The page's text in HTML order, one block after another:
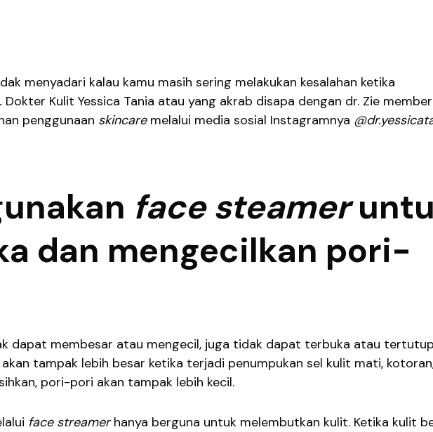
menyadari kalau kamu masih sering melakukan kesalahan ketika
Dokter Kulit Yessica Tania atau yang akrab disapa dengan dr. Zie
penggunaan skincare melalui media sosial Instagramnya
face steamer
dan mengecilkan pori-
dapat membesar atau mengecil, juga tidak dapat terbuka atau
tampak lebih besar ketika terjadi penumpukan sel kulit mati,
pori-pori akan tampak lebih kecil.
face streamerhanya berguna untuk melembutkan kulit. Ketika kulit